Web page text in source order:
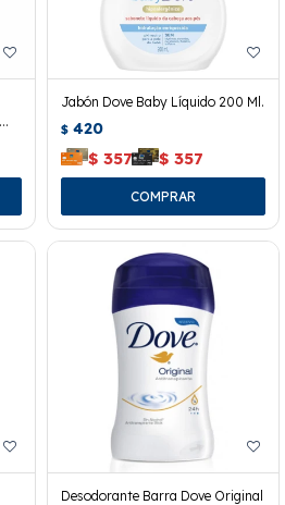
Jabón Dove Baby Líquido 200 Ml.
$ 420
$ 357 $ 357
Desodorante Barra Dove Original